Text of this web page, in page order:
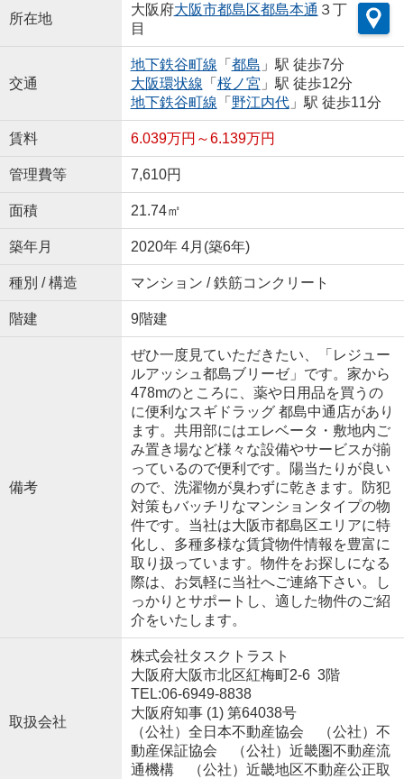
所在地
大阪府大阪市都島区都島本通 ３丁
目
交通
地下鉄谷町線 「 都島 」駅 徒歩7分
大阪環状線 「 桜ノ宮 」駅 徒歩12分
地下鉄谷町線 「 野江内代」駅 徒歩11分
賃料 6.039万円～6.139万円
管理費等 7,610円
面積 21.74㎡
築年月 2020年 4月(築6年)
種別 / 構造 マンション / 鉄筋コンクリート
階建 9階建
備考
ぜひ一度見ていただきたい、「レジュー
ルアッシュ都島ブリーゼ」です。家から
478mのところに、薬や日用品を買うの
に便利なスギドラッグ 都島中通店があり
ます。共用部にはエレベータ・敷地内ご
み置き場など様々な設備やサービスが揃
っているので便利です。陽当たりが良い
ので、洗濯物が臭わずに乾きます。防犯
対策もバッチリなマンションタイプの物
件です。当社は大阪市都島区エリアに特
化し、多種多様な賃貸物件情報を豊富に
取り扱っています。物件をお探しになる
際は、お気軽に当社へご連絡下さい。し
っかりとサポートし、適した物件のご紹
介をいたします。
取扱会社
株式会社タスクトラスト
大阪府大阪市北区紅梅町2-6 3階
TEL:06-6949-8838
大阪府知事 (1) 第64038号
（公社）全日本不動産協会 （公社）不
動産保証協会 （公社）近畿圏不動産流
通機構 （公社）近畿地区不動産公正取